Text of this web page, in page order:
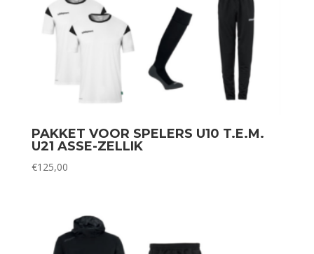
PAKKET VOOR SPELERS U10 T.E.M.
U21 ASSE-ZELLIK
€125,00